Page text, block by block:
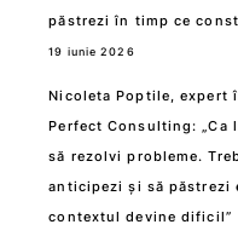
păstrezi în timp ce
19 iunie 2026
Nicoleta Poptile, expert
Perfect Consulting: „Ca
să rezolvi probleme.
anticipezi și să păstrezi
contextul devine dificil”